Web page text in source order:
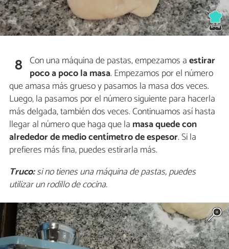
8 Con una máquina de pastas, empezamos aestirar
poco a poco la masa. Empezamos por el número
que amasa más grueso y pasamos la masa dos veces.
Luego, la pasamos por el número siguiente para hacerla
más delgada, también dos veces. Continuamos así hasta
llegar al número que haga que la masa quede con
alrededor demedio centímetro de espesor. Si la
prefieres más fina, puedes estirarla más.
Truco:si no tienes una máquina de pastas, puedes
utilizar un rodillo de cocina.